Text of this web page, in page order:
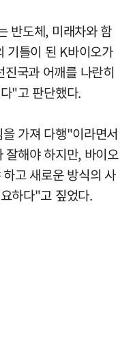
반도체, 미래차와 함
기틀이 된 K바이오가
국과 어깨를 나란히
"고 판단했다.
가져 다행"이라면서
해야 하지만, 바이오
고 새로운 방식의 사
하다"고 짚었다.